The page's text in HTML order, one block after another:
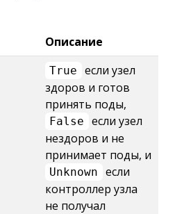
Описание
True
если узел
здоров и готов
принять поды,
False
если узел
нездоров и не
принимает поды, и
Unknown
если
контроллер узла
не получал